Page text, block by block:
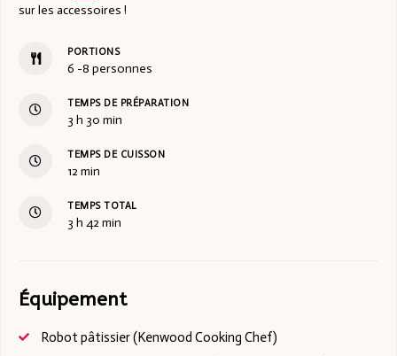
sur les accessoires !
PORTIONS
6 -8 personnes
TEMPS DE PRÉPARATION
3 h 30 min
TEMPS DE CUISSON
12 min
TEMPS TOTAL
3 h 42 min
Équipement
Robot pâtissier (Kenwood Cooking Chef)